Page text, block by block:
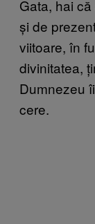
Gata, hai
și de
viitoare, în
divinitatea,
Dumnezeu
cere.